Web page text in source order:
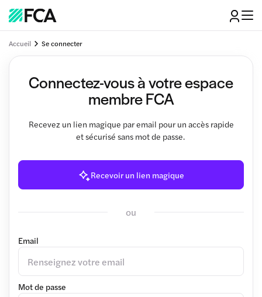
Accueil Se connecter
Connectez-vous à votre espace
membre FCA
Recevez un lien magique par email pour un accès rapide
et sécurisé sans mot de passe.
Recevoir un lien magique
ou
Email
Mot de passe